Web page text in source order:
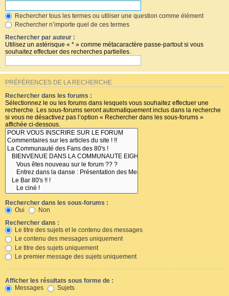
Rechercher tous les termes ou utiliser une question comme élément
Rechercher n’importe quel de ces termes
Rechercher par auteur :
Utilisez un astérisque « * » comme métacaractère passe-partout si vous
souhaitez effectuer des recherches partielles.
PRÉFÉRENCES DE LA RECHERCHE
Rechercher dans les forums :
Sélectionnez le ou les forums dans lesquels vous souhaitez effectuer une
recherche. Les sous-forums seront automatiquement inclus dans la recherche
si vous ne désactivez pas l’option « Rechercher dans les sous-forums »
affichée ci-dessous.
Rechercher dans les sous-forums :
Oui
Non
Rechercher dans :
Le titre des sujets et le contenu des messages
Le contenu des messages uniquement
Le titre des sujets uniquement
Le premier message des sujets uniquement
Afficher les résultats sous forme de :
Messages
Sujets